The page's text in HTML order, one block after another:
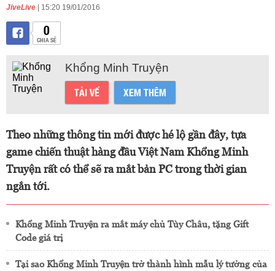
JiveLive | 15:20 19/01/2016
0
CHIA SẺ
Khổng Minh Truyện
TẢI VỀ XEM THÊM
Theo những thông tin mới được hé lộ gần đây, tựa
game chiến thuật hàng đầu Việt Nam Khổng Minh
Truyện rất có thể sẽ ra mắt bản PC trong thời gian
ngắn tới.
Khổng Minh Truyện ra mắt máy chủ Tùy Châu, tặng Gift
Code giá trị
Tại sao Khổng Minh Truyện trở thành hình mẫu lý tưởng của